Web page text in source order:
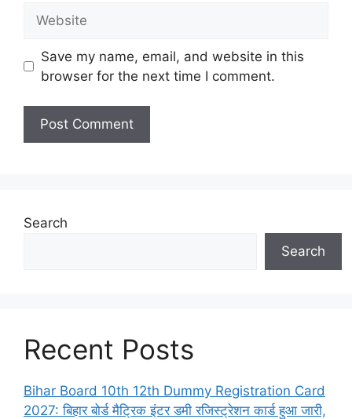
Save my name, email, and website in this
browser for the next time I comment.
Search
Search
Recent Posts
Bihar Board 10th 12th Dummy Registration Card
2027: बिहार बोर्ड मैट्रिक इंटर डमी रजिस्ट्रेशन कार्ड हुआ जारी,